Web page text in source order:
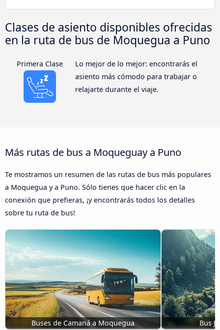
Clases de asiento disponibles ofrecidas
en la ruta de bus de Moquegua a Puno
Primera Clase
Lo mejor de lo mejor: encontrarás el
asiento más cómodo para trabajar o
relajarte durante el viaje.
Más rutas de bus a Moqueguay a Puno
Te mostramos un resumen de las rutas de bus más populares
a Moquegua y a Puno. Sólo tienes que hacer clic en la
conexión que prefieras, ¡y encontrarás todos los detalles
sobre tu ruta de bus!
Buses de Camaná a Moquegua Bus